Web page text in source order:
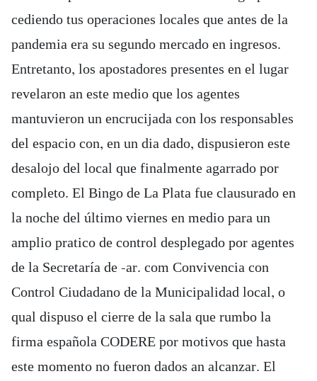
cediendo tus operaciones locales que antes de la
pandemia era su segundo mercado en ingresos.
Entretanto, los apostadores presentes en el lugar
revelaron an este medio que los agentes
mantuvieron un encrucijada con los responsables
del espacio con, en un dia dado, dispusieron este
desalojo del local que finalmente agarrado por
completo. El Bingo de La Plata fue clausurado en
la noche del último viernes en medio para un
amplio pratico de control desplegado por agentes
de la Secretaría de -ar. com Convivencia con
Control Ciudadano de la Municipalidad local, o
qual dispuso el cierre de la sala que rumbo la
firma española CODERE por motivos que hasta
este momento no fueron dados an alcanzar. El